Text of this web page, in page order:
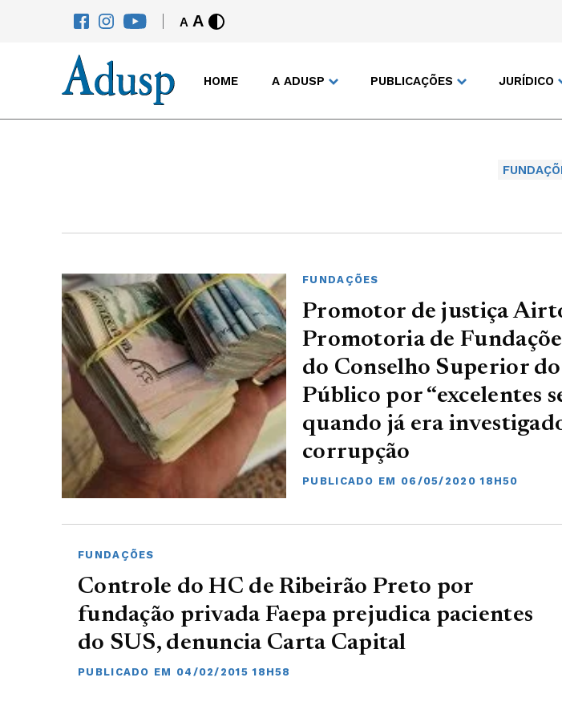
A A
HOME A ADUSP PUBLICAÇÕES JURÍDICO
FUNDAÇÕES
Promotor de justiça
Promotoria de
do Conselho Superior
Público por “excelentes
quando já era
corrupção
PUBLICADO EM 06/05/2020 18H50
FUNDAÇÕES
Controle do HC de Ribeirão Preto por
fundação privada Faepa prejudica pacientes
do SUS, denuncia Carta Capital
PUBLICADO EM 04/02/2015 18H58